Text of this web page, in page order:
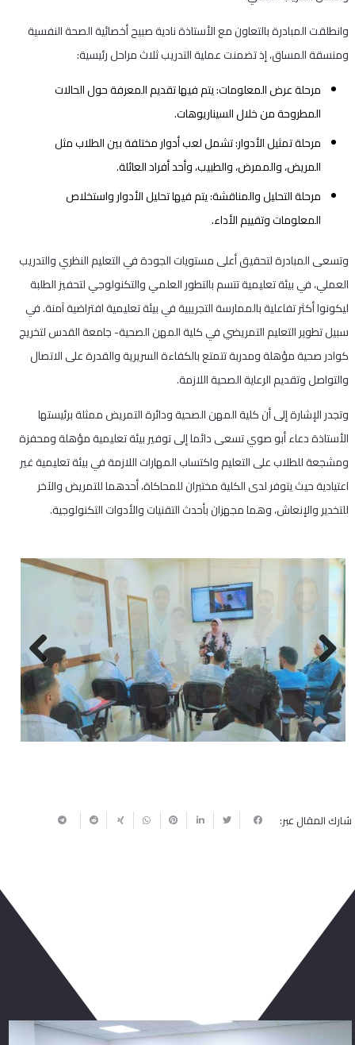
وانطلقت المبادرة بالتعاون مع الأستاذة نادية صبيح أخصائية الصحة النفسية
ومنسقة المساق، إذ تضمنت عملية التدريب ثلاث مراحل رئيسية:
مرحلة عرض المعلومات: يتم فيها تقديم المعرفة حول الحالات
المطروحة من خلال السيناريوهات.
مرحلة تمثيل الأدوار: تشمل لعب أدوار مختلفة بين الطلاب مثل
المريض، والممرض، والطبيب، وأحد أفراد العائلة.
مرحلة التحليل والمناقشة: يتم فيها تحليل الأدوار واستخلاص
المعلومات وتقييم الأداء.
وتسعى المبادرة لتحقيق أعلى مستويات الجودة في التعليم النظري والتدريب
العملي، في بيئة تعليمية تتسم بالتطور العلمي والتكنولوجي لتحفيز الطلبة
ليكونوا أكثر تفاعلية بالممارسة التجريبية في بيئة تعليمية افتراضية آمنة. في
سبيل تطوير التعليم التمريضي في كلية المهن الصحية- جامعة القدس لتخريج
كوادر صحية مؤهلة ومدربة تتمتع بالكفاءة السريرية والقدرة على الاتصال
والتواصل وتقديم الرعاية الصحية اللازمة.
وتجدر الإشارة إلى أن كلية المهن الصحية ودائرة التمريض ممثلة برئيستها
الأستاذة دعاء أبو صوي تسعى دائما إلى توفير بيئة تعليمية مؤهلة ومحفزة
ومشجعة للطلاب على التعليم واكتساب المهارات اللازمة في بيئة تعليمية غير
اعتيادية حيث يتوفر لدى الكلية مختبران للمحاكاة، أحدهما للتمريض والآخر
للتخدير والإنعاش، وهما مجهزان بأحدث التقنيات والأدوات التكنولوجية.
Previous
Next
شارك المقال عبر: